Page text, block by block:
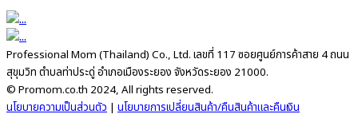
Professional Mom (Thailand) Co., Ltd. เลขที่ 117 ซอยศูนย์การค้าสาย 4 ถนน
สุขุมวิท ตำบลท่าประดู่ อำเภอเมืองระยอง จังหวัดระยอง 21000.
© Promom.co.th 2024, All rights reserved.
นโยบายความเป็นส่วนตัว | นโยบายการเปลี่ยนสินค้า/คืนสินค้าและคืนเงิน